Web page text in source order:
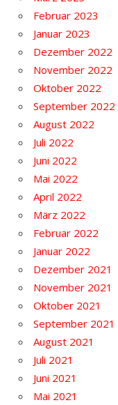
Februar 2023
Januar 2023
Dezember 2022
November 2022
Oktober 2022
September 2022
August 2022
Juli 2022
Juni 2022
Mai 2022
April 2022
März 2022
Februar 2022
Januar 2022
Dezember 2021
November 2021
Oktober 2021
September 2021
August 2021
Juli 2021
Juni 2021
Mai 2021